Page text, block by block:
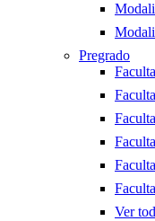
Pregrado
Ver